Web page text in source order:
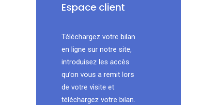
Espace client
Téléchargez votre bilan
en ligne sur notre site,
introduisez les accès
qu’on vous a remit lors
de votre visite et
téléchargez votre bilan.